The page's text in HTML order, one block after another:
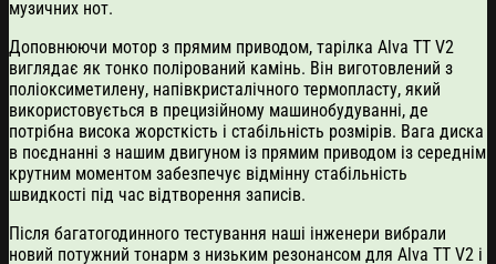
музичних нот.
Доповнюючи мотор з прямим приводом, тарілка Alva TT V2
виглядає як тонко полірований камінь. Він виготовлений з
поліоксиметилену, напівкристалічного термопласту, який
використовується в прецизійному машинобудуванні, де
потрібна висока жорсткість і стабільність розмірів. Вага диска
в поєднанні з нашим двигуном із прямим приводом із середнім
крутним моментом забезпечує відмінну стабільність
швидкості під час відтворення записів.
Після багатогодинного тестування наші інженери вибрали
новий потужний тонарм з низьким резонансом для Alva TT V2 і